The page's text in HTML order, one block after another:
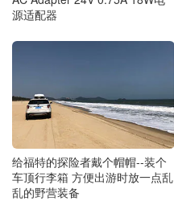
源适配器
给福特的探险者戴个帽帽--装个
车顶行李箱 方便出游时放一点乱
乱的野营装备